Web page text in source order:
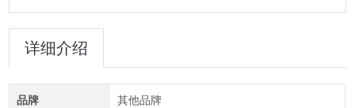
详细介绍
品牌 其他品牌